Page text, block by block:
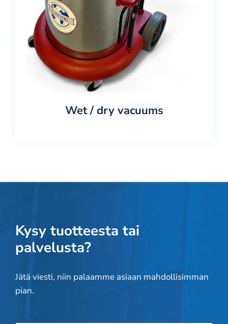
Wet / dry vacuums
Kysy tuotteesta tai
palvelusta?
Jätä viesti, niin palaamme asiaan mahdollisimman
pian.